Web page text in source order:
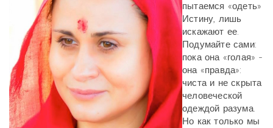
пытаемся «одеть»
Истину, лишь
искажают ее.
Подумайте сами:
пока она «голая» -
она «правда»:
чиста и не скрыта
человеческой
одеждой разума.
Но как только мы